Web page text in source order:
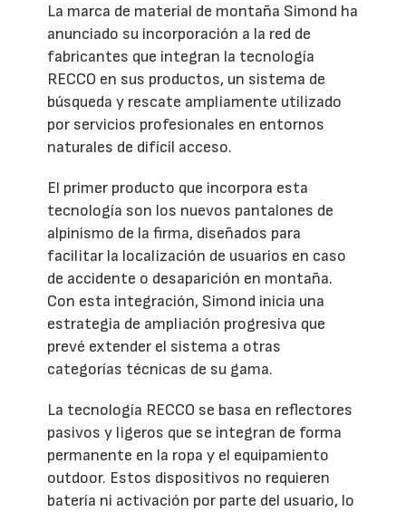
La marca de material de montaña Simond ha
anunciado su incorporación a la red de
fabricantes que integran la tecnología
RECCO en sus productos, un sistema de
búsqueda y rescate ampliamente utilizado
por servicios profesionales en entornos
naturales de difícil acceso.
El primer producto que incorpora esta
tecnología son los nuevos pantalones de
alpinismo de la firma, diseñados para
facilitar la localización de usuarios en caso
de accidente o desaparición en montaña.
Con esta integración, Simond inicia una
estrategia de ampliación progresiva que
prevé extender el sistema a otras
categorías técnicas de su gama.
La tecnología RECCO se basa en reflectores
pasivos y ligeros que se integran de forma
permanente en la ropa y el equipamiento
outdoor. Estos dispositivos no requieren
batería ni activación por parte del usuario, lo